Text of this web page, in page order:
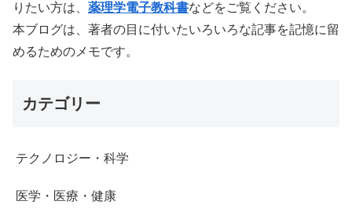
りたい方は、 薬理学電子教科書などをご覧ください。
本ブログは、著者の目に付いたいろいろな記事を記憶に留
めるためのメモです。
カテゴリー
テクノロジー・科学
医学・医療・健康